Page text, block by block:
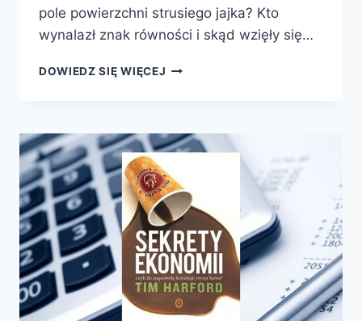
pole powierzchni strusiego jajka? Kto
wynalazł znak równości i skąd wzięły się…
DOWIEDZ SIĘ WIĘCEJ GABINET
II